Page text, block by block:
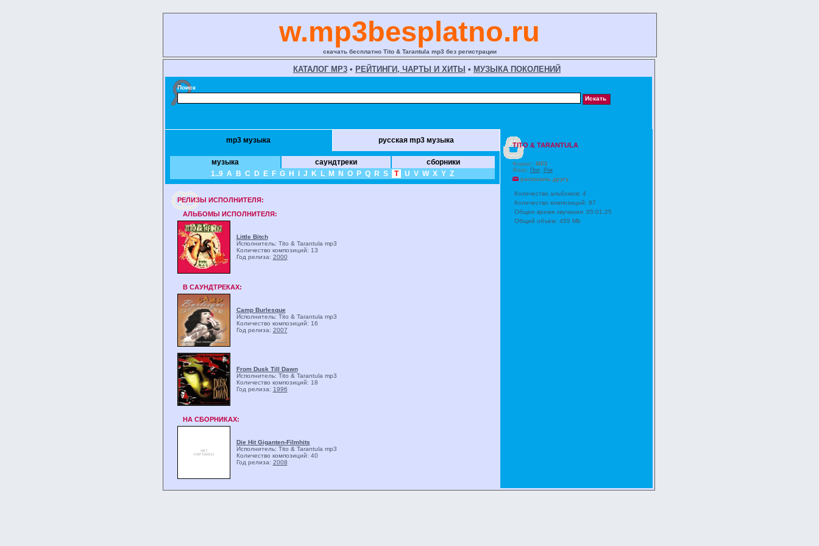
w.mp3besplatno.ru
скачать бесплатно Tito & Tarantula mp3 без регистрации
КАТАЛОГ MP3 • РЕЙТИНГИ, ЧАРТЫ И ХИТЫ • МУЗЫКА ПОКОЛЕНИЙ
Поиск
mp3 музыка русская mp3 музыка
музыка саундтреки
сборники
1..9 A B C D E F G H J K L M N O P Q R S T U V W X Y Z
РЕЛИЗЫ ИCПОЛНИТЕЛЯ:
АЛЬБОМЫ ИСПОЛНИТЕЛЯ:
Little Bitch
Исполнитель: Tito & Tarantula mp3
Количество композиций: 13
Год релиза: 2000
В САУНДТРЕКАХ:
Camp Burlesque
Исполнитель: Tito & Tarantula mp3
Количество композиций: 16
Год релиза: 2007
From Dusk Till Dawn
Исполнитель: Tito & Tarantula mp3
Количество композиций: 18
Год релиза: 1996
НА СБОРНИКАХ:
Die Hit Giganten-Filmhits
Исполнитель: Tito & Tarantula mp3
Количество композиций: 40
Год релиза: 2008
TITO & TARANTULA
Формат: MP3
Жанр: Поп, Рок
рассказать другу
Количество альбомов: 4
Количество композиций: 87
Общее время звучания: 05:01:25
Общий объём: 455 Mb